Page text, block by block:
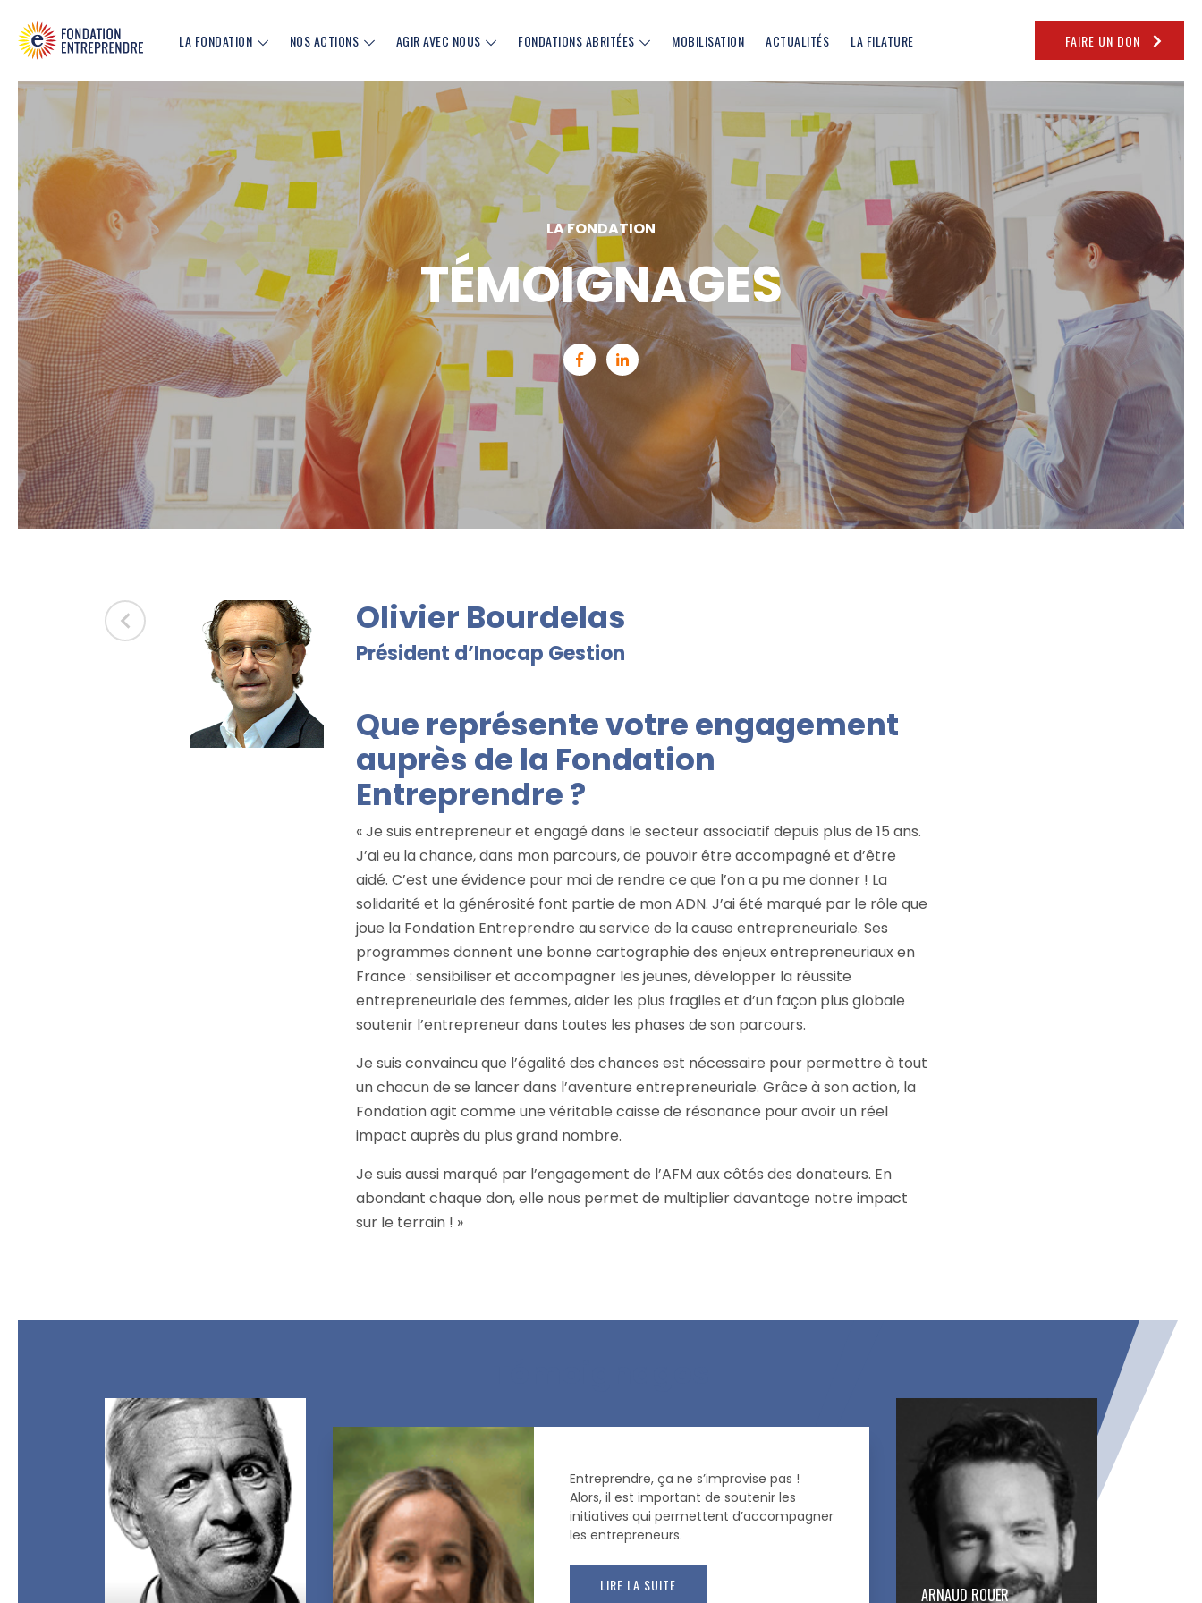
LA FONDATION NOS ACTIONS AGIR AVEC NOUS FONDATIONS ABRITÉES MOBILISATION ACTUALITÉS LA FILATURE FAIRE UN DON
LA FONDATION
TÉMOIGNAGES
Partager sur Facebook (nouvelle fenêtre)
Partager sur Linkedin (nouvelle fenêtre)
Olivier Bourdelas
Président d’Inocap Gestion
Que représente votre engagement
auprès de la Fondation
Entreprendre ?
« Je suis entrepreneur et engagé dans le secteur associatif depuis plus de 15 ans.
J’ai eu la chance, dans mon parcours, de pouvoir être accompagné et d’être
aidé. C’est une évidence pour moi de rendre ce que l’on a pu me donner ! La
solidarité et la générosité font partie de mon ADN. J’ai été marqué par le rôle que
joue la Fondation Entreprendre au service de la cause entrepreneuriale. Ses
programmes donnent une bonne cartographie des enjeux entrepreneuriaux en
France : sensibiliser et accompagner les jeunes, développer la réussite
entrepreneuriale des femmes, aider les plus fragiles et d’un façon plus globale
soutenir l’entrepreneur dans toutes les phases de son parcours.
Je suis convaincu que l’égalité des chances est nécessaire pour permettre à tout
un chacun de se lancer dans l’aventure entrepreneuriale. Grâce à son action, la
Fondation agit comme une véritable caisse de résonance pour avoir un réel
impact auprès du plus grand nombre.
Je suis aussi marqué par l’engagement de l’AFM aux côtés des donateurs. En
abondant chaque don, elle nous permet de multiplier davantage notre impact
sur le terrain ! »
Entreprendre, ça ne s’improvise pas !
Alors, il est important de soutenir les
initiatives qui permettent d’accompagner
les entrepreneurs.
LIRE LA SUITE ARNAUD ROUER